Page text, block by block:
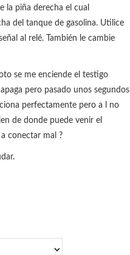
la piña derecha el cual
del tanque de gasolina. Utilice
al relé. También le cambie
se me enciende el testigo
pero pasado unos segundos
perfectamente pero a l no
de donde puede venir el
conectar mal ?